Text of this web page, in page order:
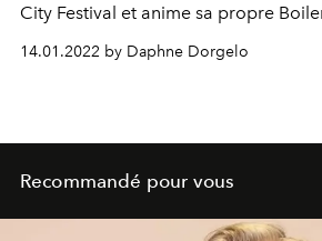
City Festival et anime sa propre
14.01.2022 by Daphne Dorgelo
Recommandé pour vous